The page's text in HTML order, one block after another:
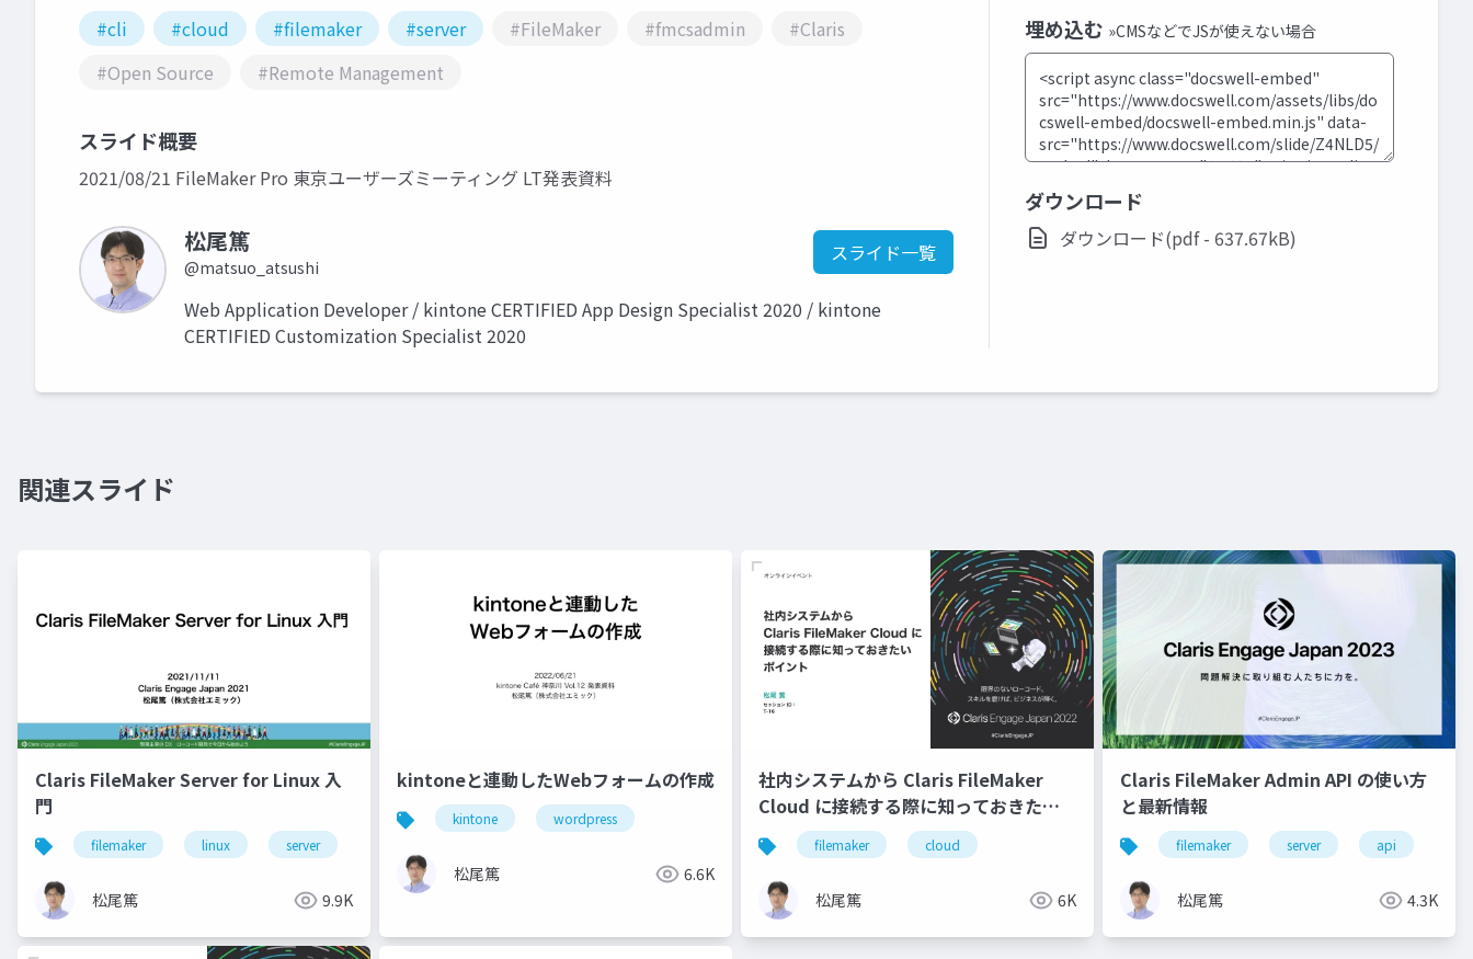
#cli #cloud #filemaker #server #FileMaker #fmcsadmin
#Claris
#Open Source
#Remote Management
スライド概要
2021/08/21 FileMaker Pro 東京ユーザーズミーティング LT発表資料
松尾篤
@matsuo_atsushi
スライド一覧
Web Application Developer / kintone CERTIFIED App Design Specialist 2020 / kintone
CERTIFIED Customization Specialist 2020
埋め込む »CMSなどでJSが使えない場合
ダウンロード
ダウンロード(pdf - 637.67kB)
関連スライド
Claris FileMaker Server for Linux 入
門
filemaker linux server
松尾篤 9.9K
kintoneと連動したWebフォームの作成
kintone wordpress
松尾篤 6.6K
社内システムから Claris FileMaker
Cloud に接続する際に知っておきたい
ポイントfilemaker cloud
松尾篤 6K
Claris FileMaker Admin API の使い方
と最新情報
filemaker server api
松尾篤 4.3K